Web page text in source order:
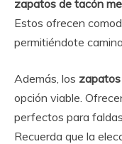
zapatos de tacón
Estos ofrecen
permitiéndote
Además, los
opción viable.
perfectos para
Recuerda que la